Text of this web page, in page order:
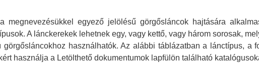
megnevezésükkel egyező jelölésű görgősláncok hajtására
A lánckerekek lehetnek egy, vagy kettő, vagy három sorosak,
görgősláncokhoz használhatók. Az alábbi táblázatban a lánctípus, a
használja a Letölthető dokumentumok lapfülön található